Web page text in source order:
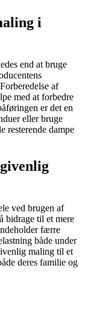
i
end at bruge
af
med at forbedre
er det en
eller bruge
resterende dampe
ved brugen af
bidrage til et mere
færre
både under
maling til et
deres familie og